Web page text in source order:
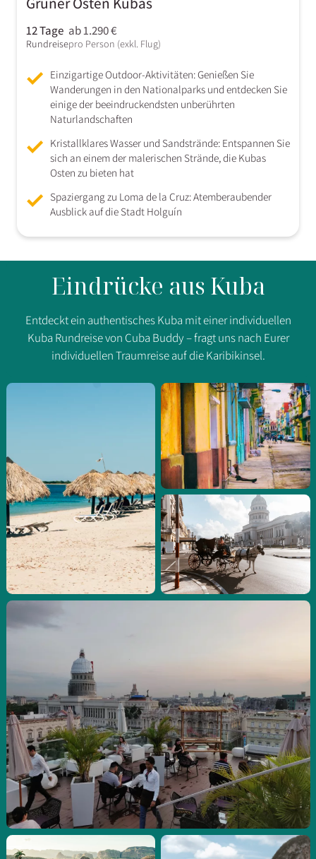
12 Tage
Rundreise
ab 1.290 €
pro Person (exkl. Flug)
Einzigartige Outdoor-Aktivitäten: Genießen Sie
Wanderungen in den Nationalparks und entdecken Sie
einige der beeindruckendsten unberührten
Naturlandschaften
Kristallklares Wasser und Sandstrände: Entspannen Sie
sich an einem der malerischen Strände, die Kubas
Osten zu bieten hat
Spaziergang zu Loma de la Cruz: Atemberaubender
Ausblick auf die Stadt Holguín
Eindrücke aus Kuba
Entdeckt ein authentisches Kuba mit einer individuellen
Kuba Rundreise von Cuba Buddy – fragt uns nach Eurer
individuellen Traumreise auf die Karibikinsel.